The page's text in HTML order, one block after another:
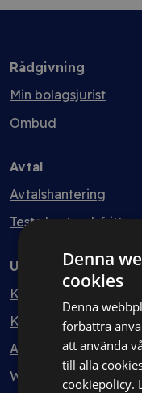
Rådgivning
Min bolagsjurist
Ombud
Avtal
Avtalshantering
Testa kostnadsfritt
Utbildning
Kurser
Kurspaket
Abonnemang
Webbinarium
Denna
cookies
Denna
förbättra
att använda
till alla
cookiepolicy.